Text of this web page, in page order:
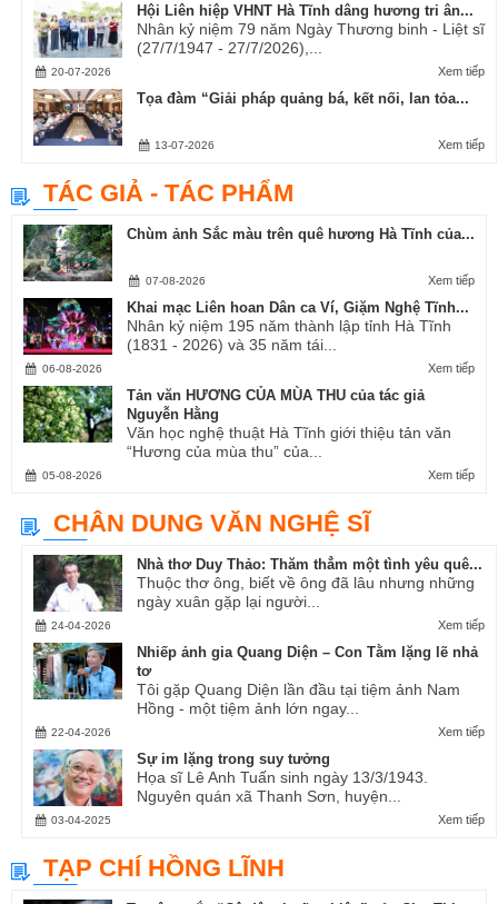
Hội Liên hiệp VHNT Hà Tĩnh dâng hương tri ân...
Nhân kỷ niệm 79 năm Ngày Thương binh - Liệt sĩ
(27/7/1947 - 27/7/2026),...
Xem tiếp
20-07-2026
Tọa đàm “Giải pháp quảng bá, kết nối, lan tỏa...
Xem tiếp
13-07-2026
TÁC GIẢ - TÁC PHẨM
Chùm ảnh Sắc màu trên quê hương Hà Tĩnh của...
Xem tiếp
07-08-2026
Khai mạc Liên hoan Dân ca Ví, Giặm Nghệ Tĩnh...
Nhân kỷ niệm 195 năm thành lập tỉnh Hà Tĩnh
(1831 - 2026) và 35 năm tái...
Xem tiếp
06-08-2026
Tản văn HƯƠNG CỦA MÙA THU của tác giả
Nguyễn Hằng
Văn học nghệ thuật Hà Tĩnh giới thiệu tản văn
“Hương của mùa thu” của...
Xem tiếp
05-08-2026
CHÂN DUNG VĂN NGHỆ SĨ
Nhà thơ Duy Thảo: Thăm thẳm một tình yêu quê...
Thuộc thơ ông, biết về ông đã lâu nhưng những
ngày xuân gặp lại người...
Xem tiếp
24-04-2026
Nhiếp ảnh gia Quang Diện – Con Tằm lặng lẽ nhả
tơ
Tôi gặp Quang Diện lần đầu tại tiệm ảnh Nam
Hồng - một tiệm ảnh lớn ngay...
Xem tiếp
22-04-2026
Sự im lặng trong suy tưởng
Họa sĩ Lê Anh Tuấn sinh ngày 13/3/1943.
Nguyên quán xã Thanh Sơn, huyện...
Xem tiếp
03-04-2025
TẠP CHÍ HỒNG LĨNH